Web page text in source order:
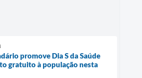
promove Dia S da Saúde
gratuito à população nesta